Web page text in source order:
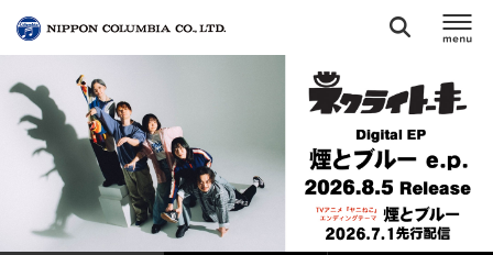
閉じる
TOP
リリース
アーティスト